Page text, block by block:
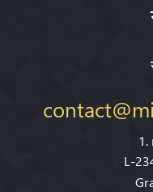
1.
L-